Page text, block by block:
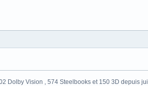
Dolby Vision , 574 Steelbooks et 150 3D depuis